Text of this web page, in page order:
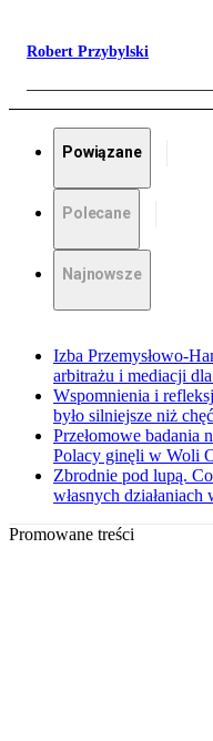
Robert Przybylski
Powiązane
Polecane
Najnowsze
Izba Przemysłowo-
arbitrażu i mediacji
Wspomnienia i
było silniejsze niż
Przełomowe badania
Polacy ginęli w Woli
Zbrodnie pod lupą.
własnych działaniach
Promowane treści